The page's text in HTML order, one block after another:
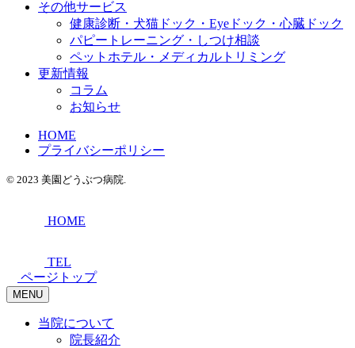
その他サービス
健康診断・犬猫ドック・Eyeドック・心臓ドック
パピートレーニング・しつけ相談
ペットホテル・メディカルトリミング
更新情報
コラム
お知らせ
HOME
プライバシーポリシー
© 2023 美園どうぶつ病院.
HOME
TEL
ページトップ
MENU
当院について
院長紹介